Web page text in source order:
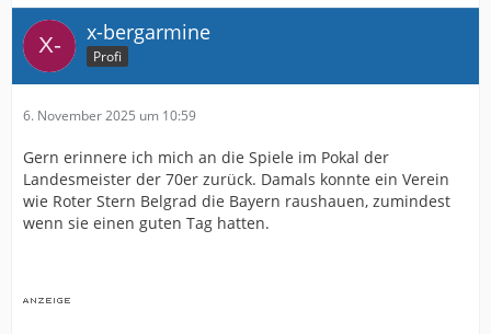
x-bergarmine
Profi
6. November 2025 um 10:59
Gern erinnere ich mich an die Spiele im Pokal der
Landesmeister der 70er zurück. Damals konnte ein Verein
wie Roter Stern Belgrad die Bayern raushauen, zumindest
wenn sie einen guten Tag hatten.